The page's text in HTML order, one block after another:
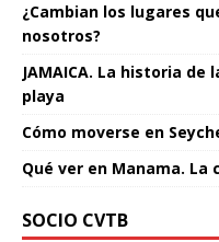
¿Cambian los lugares
nosotros?
JAMAICA. La historia
playa
Cómo moverse en
Qué ver en Manama. La
SOCIO CVTB